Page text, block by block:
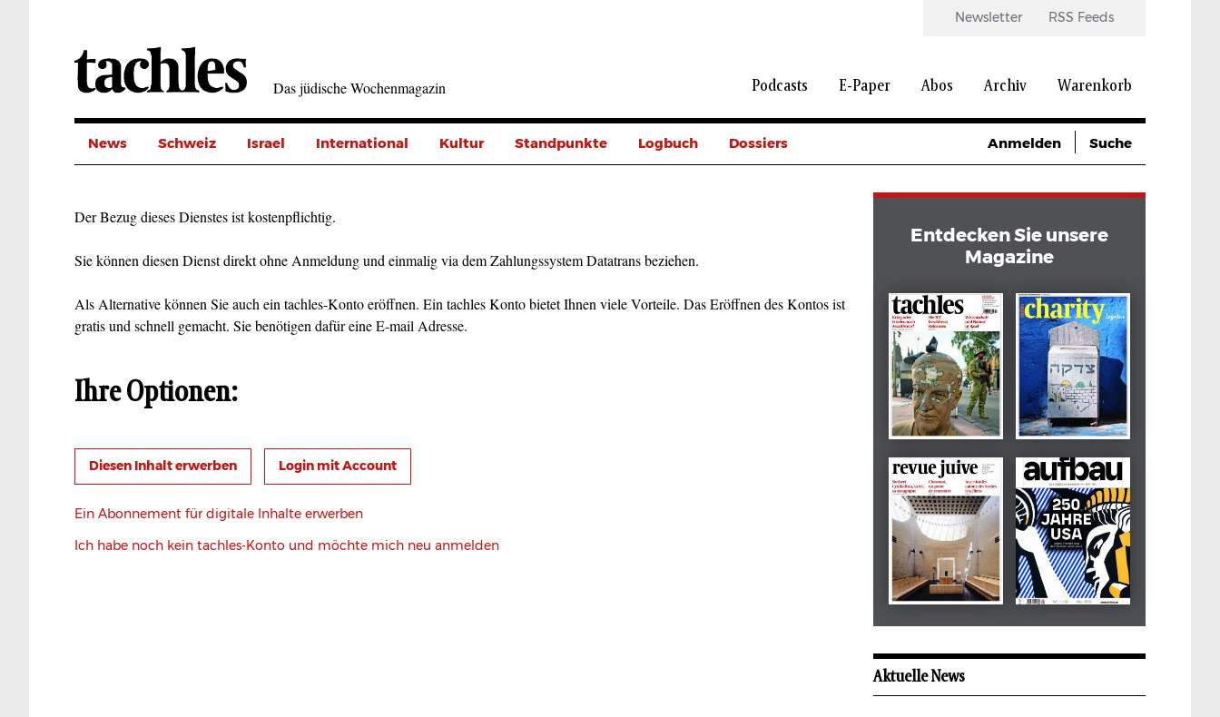
Das jüdische Wochenmagazin
Newsletter RSS Feeds
Podcasts E-Paper Abos Archiv Warenkorb
News Schweiz Israel International Kultur Standpunkte Logbuch Dossiers Anmelden Suche
Der Bezug dieses Dienstes ist kostenpflichtig.
Sie können diesen Dienst direkt ohne Anmeldung und einmalig via dem Zahlungssystem Datatrans beziehen.
Als Alternative können Sie auch ein tachles-Konto eröffnen. Ein tachles Konto bietet Ihnen viele Vorteile. Das Eröffnen des Kontos ist
gratis und schnell gemacht. Sie benötigen dafür eine E-mail Adresse.
Ihre Optionen:
Login mit Account
Ein Abonnement für digitale Inhalte erwerben
Ich habe noch kein tachles-Konto und möchte mich neu anmelden
Entdecken Sie unsere
Magazine
Dezember 2024
tachles
März 2026
Beilage
Mai 2026 Mai 2026
Aktuelle News